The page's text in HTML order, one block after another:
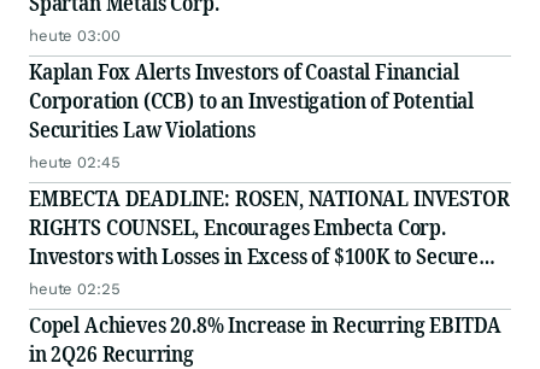
heute 03:00
Kaplan Fox Alerts Investors of Coastal Financial
Corporation (CCB) to an Investigation of Potential
Securities Law Violations
heute 02:45
EMBECTA DEADLINE: ROSEN, NATIONAL INVESTOR
RIGHTS COUNSEL, Encourages Embecta Corp.
Investors with Losses in Excess of $100K to Secure
Counsel Before Important August 17 Deadline in
Securities Class Action - EMBC
heute 02:25
Copel Achieves 20.8% Increase in Recurring EBITDA
in 2Q26 Recurring